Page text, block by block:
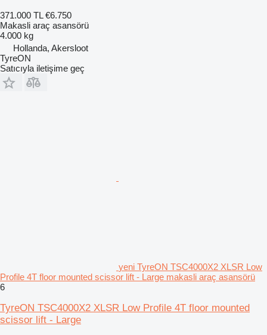
371.000 TL €6.750
Makasli araç asansörü
4.000 kg
Hollanda, Akersloot
TyreON
Satıcıyla iletişime geç
yeni TyreON TSC4000X2 XLSR Low
Profile 4T floor mounted scissor lift - Large makasli araç asansörü
6
TyreON TSC4000X2 XLSR Low Profile 4T floor mounted
scissor lift - Large